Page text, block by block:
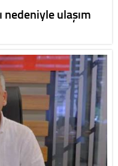
ulaşım